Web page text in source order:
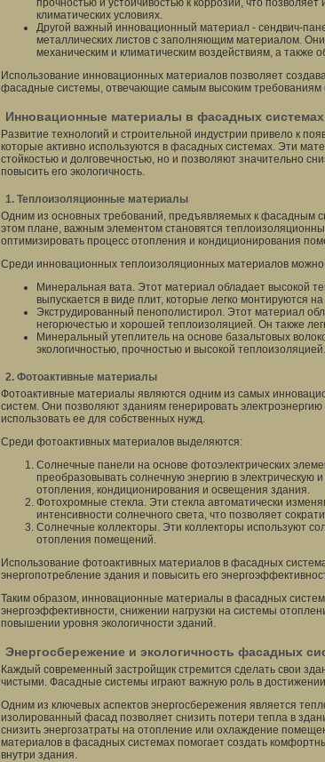
прочностью и устойчивостью к коррозии, что позволяет
климатических условиях.
Другой важный инновационный материал - сендвич-
металлических листов с заполняющим материалом.
механическим и климатическим воздействиям, а также
Использование инновационных материалов позволяет
фасадные системы, отвечающие самым высоким требованиям
Инновационные материалы в фасадных системах
Развитие технологий и строительной индустрии привело к
которые активно используются в фасадных системах. Эти
стойкостью и долговечностью, но и позволяют значительно
повысить его экологичность.
1. Теплоизоляционные материалы
Одним из основных требований, предъявляемых к фасадным
этом плане, важным элементом становятся
оптимизировать процесс отопления и кондиционирования
Среди инновационных теплоизоляционных материалов
Минеральная вата. Этот материал обладает высокой
выпускается в виде плит, которые легко монтируются
Экструдированный пенополистирол. Этот материал
негорючестью и хорошей теплоизоляцией. Он также
Минеральный утеплитель на основе базальтовых
экологичностью, прочностью и высокой теплоизоляцией.
2. Фотоактивные материалы
Фотоактивные материалы являются одним из самых
систем. Они позволяют зданиям генерировать
использовать ее для собственных нужд.
Среди фотоактивных материалов выделяются:
Солнечные панели на основе фотоэлектрических
преобразовывать солнечную энергию в электрическую
отопления, кондиционирования и освещения здания.
Фотохромные стекла. Эти стекла автоматически
интенсивности солнечного света, что позволяет
Солнечные коллекторы. Эти коллекторы используют
отопления помещений.
Использование фотоактивных материалов в фасадных
энергопотребление здания и повысить его
Таким образом, инновационные материалы в фасадных
энергоэффективности, снижении нагрузки на системы
повышении уровня экологичности зданий.
Энергосбережение и экологичность фасадных
Каждый современный застройщик стремится сделать свои
чистыми. Фасадные системы играют важную роль в
Одним из ключевых аспектов энергосбережения является
изолированный фасад позволяет снизить потери тепла в
снизить энергозатраты на отопление или охлаждение
материалов в фасадных системах помогает создать
внутри здания.